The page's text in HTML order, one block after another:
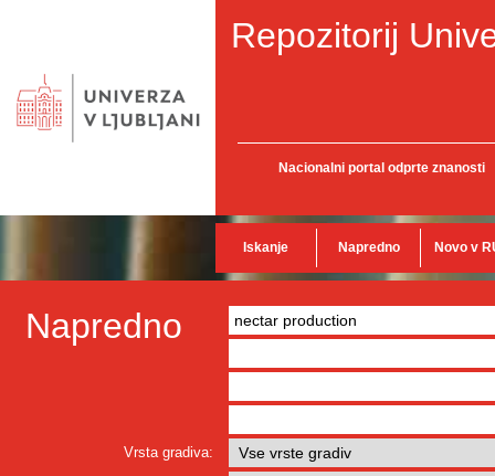
Repozitorij
Nacionalni portal odprte znanosti
Iskanje Napredno Novo v
Napredno
Vrsta gradiva: